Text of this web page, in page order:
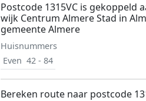
Postcode 1315VC is gekoppeld
wijk Centrum Almere Stad in
gemeente Almere
Huisnummers
Even 42 - 84
Bereken route naar postcode